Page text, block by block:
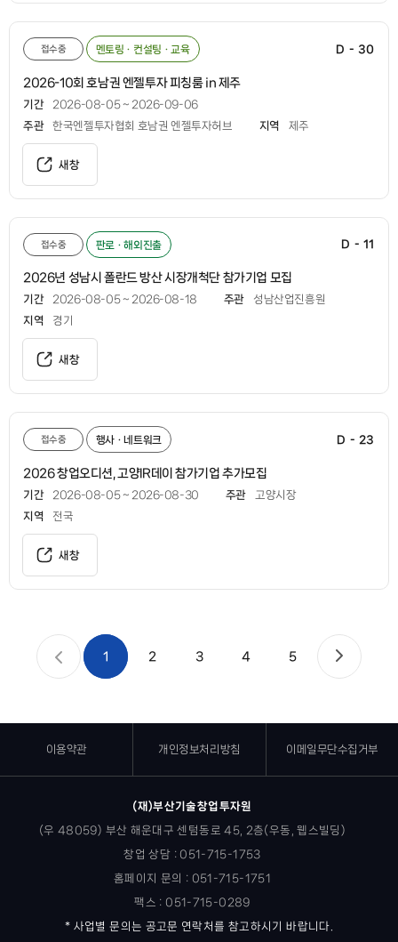
접수중 멘토링ㆍ컨설팅ㆍ교육 D - 30
2026-10회 호남권 엔젤투자 피칭룸 in 제주
기간
2026-08-05 ~ 2026-09-06
주관
한국엔젤투자협회 호남권 엔젤투자허브 지역 제주
새창
접수중 판로ㆍ해외진출 D - 11
2026년 성남시 폴란드 방산 시장개척단 참가기업 모집
기간 2026-08-05 ~ 2026-08-18 주관
성남산업진흥원
지역
경기
새창
접수중 행사ㆍ네트워크 D - 23
2026 창업오디션, 고양IR데이 참가기업 추가모집
기간 2026-08-05 ~ 2026-08-30 주관
고양시장
지역
전국
새창
1 2 3 4 5
이용약관 개인정보처리방침 이메일무단수집거부
(재)부산기술창업투자원
(우 48059) 부산 해운대구 센텀동로 45, 2층(우동, 웹스빌딩)
창업 상담 : 051-715-1753
홈페이지 문의 : 051-715-1751
팩스 : 051-715-0289
* 사업별 문의는 공고문 연락처를 참고하시기 바랍니다.